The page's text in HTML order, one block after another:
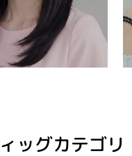
ッグカテゴリ